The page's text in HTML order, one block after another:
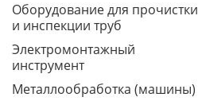
Оборудование для прочистки
и инспекции труб
Электромонтажный
инструмент
Металлообработка (машины)